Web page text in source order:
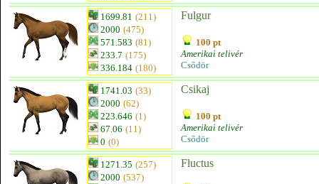
1699.81 (211)
2000 (475)
571.583 (81)
233.7 (175)
336.184 (180)
Fulgur
100 pt
Amerikai telivér
Csődör
1741.03 (33)
2000 (62)
223.646 (1)
67.06 (11)
0 (0)
Csikaj
100 pt
Amerikai telivér
Csődör
1271.35 (257)
2000 (537)
Fluctus